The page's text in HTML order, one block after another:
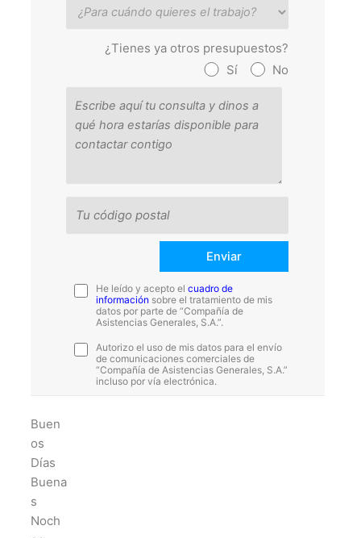
¿Tienes ya otros presupuestos?
Sí
No
He leído y acepto elcuadro de
información sobre el tratamiento de mis
datos por parte de “Compañía de
Asistencias Generales, S.A.”.
Autorizo el uso de mis datos para el envío
de comunicaciones comerciales de
“Compañía de Asistencias Generales, S.A.”
incluso por vía electrónica.
Buen
os
Días
Buena
s
Noch